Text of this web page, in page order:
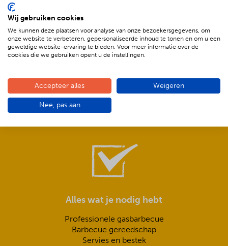
Compleet is ook écht compleet!
Frisse salades,
smeuïge sauzen,
Alles wat je nodig hebt
Professionele gasbarbecue
Barbecue gereedschap
Servies en bestek
Wij gebruiken cookies
We kunnen deze plaatsen voor analyse van onze bezoekersgegevens, om
onze website te verbeteren, gepersonaliseerde inhoud te tonen en om u een
geweldige website-ervaring te bieden. Voor meer informatie over de
cookies die we gebruiken opent u de instellingen.
Accepteer alles Weigeren
Nee, pas aan